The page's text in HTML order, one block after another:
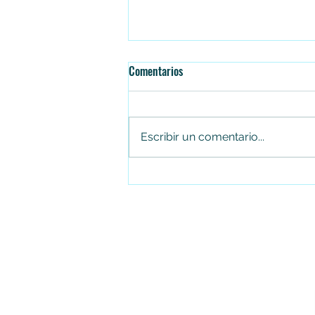
Falleció el senador Miguel Uribe
Comentarios
Escribir un comentario...